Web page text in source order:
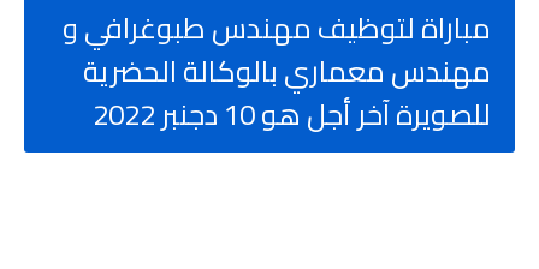
مباراة لتوظيف مهندس طبوغرافي و
مهندس معماري بالوكالة الحضرية
للصويرة آخر أجل هو 10 دجنبر 2022